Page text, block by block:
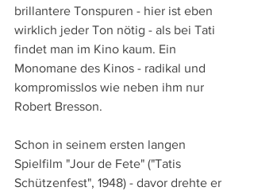
brillantere Tonspuren - hier ist eben
wirklich jeder Ton nötig - als bei Tati
findet man im Kino kaum. Ein
Monomane des Kinos - radikal und
kompromisslos wie neben ihm nur
Robert Bresson.
Schon in seinem ersten langen
Spielfilm "Jour de Fete" ("Tatis
Schützenfest", 1948) - davor drehte er